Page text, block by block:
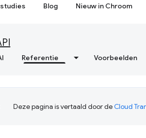
Blog Nieuw in Chroom
Referentie Voorbeelden
Deze pagina is vertaald door deCloud